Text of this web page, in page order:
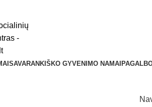
SAVARANKIŠKO GYVENIMO NAMAI